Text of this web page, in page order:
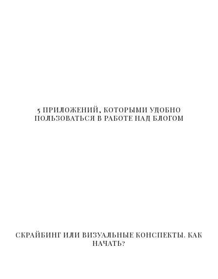
5 ПРИЛОЖЕНИЙ, КОТОРЫМИ УДОБНО
ПОЛЬЗОВАТЬСЯ В РАБОТЕ НАД БЛОГОМ
СКРАЙБИНГ ИЛИ ВИЗУАЛЬНЫЕ КОНСПЕКТЫ. КАК
НАЧАТЬ?